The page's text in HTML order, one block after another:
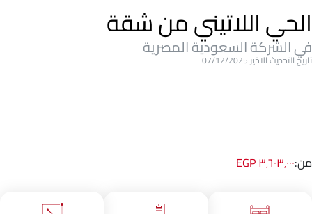
الحي اللاتيني من شقة
في الشركة السعودية المصرية
تاريخ التحديث الاخير 07/12/2025
من:٣٬٦٠٣٬٠٠٠ EGP